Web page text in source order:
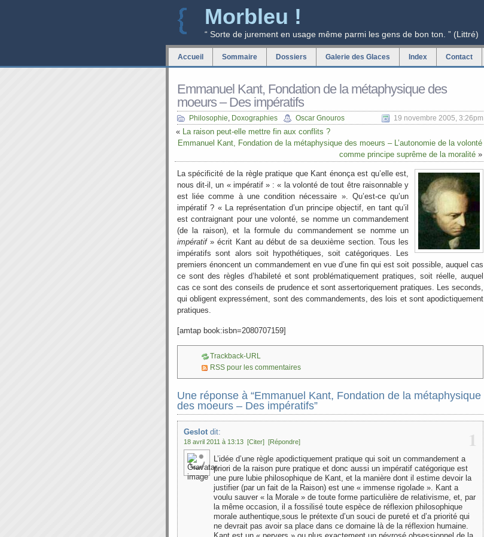
Morbleu !
“ Sorte de jurement en usage même parmi les gens de bon ton. ” (Littré)
Accueil Sommaire Dossiers Galerie des Glaces Index Contact
Emmanuel Kant, Fondation de la métaphysique des
moeurs – Des impératifs
Philosophie, Doxographies Oscar Gnouros 19 novembre 2005, 3:26pm
« La raison peut-elle mettre fin aux conflits ?
Emmanuel Kant, Fondation de la métaphysique des moeurs – L’autonomie de la volonté
comme principe suprême de la moralité »
La spécificité de la règle pratique que Kant énonça est qu’elle est,
nous dit-il, un « impératif » : « la volonté de tout être raisonnable y
est liée comme à une condition nécessaire ». Qu’est-ce qu’un
impératif ? « La représentation d’un principe objectif, en tant qu’il
est contraignant pour une volonté, se nomme un commandement
(de la raison), et la formule du commandement se nomme un
impératif» écrit Kant au début de sa deuxième section. Tous les
impératifs sont alors soit hypothétiques, soit catégoriques. Les
premiers énoncent un commandement en vue d’une fin qui est soit possible, auquel cas
ce sont des règles d’habileté et sont problématiquement pratiques, soit réelle, auquel
cas ce sont des conseils de prudence et sont assertoriquement pratiques. Les seconds,
qui obligent expressément, sont des commandements, des lois et sont apodictiquement
pratiques.
[amtap book:isbn=2080707159]
Trackback-URL
RSS pour les commentaires
Une réponse à “Emmanuel Kant, Fondation de la métaphysique
des moeurs – Des impératifs”
1
Geslotdit:
18 avril 2011 à 13:13 [Citer] [Répondre]
L’idée d’une règle apodictiquement pratique qui soit un commandement a
priori de la raison pure pratique et donc aussi un impératif catégorique est
une pure lubie philosophique de Kant, et la manière dont il estime devoir la
justifier (par un fait de la Raison) est une « immense rigolade ». Kant a
voulu sauver « la Morale » de toute forme particulière de relativisme, et, par
la même occasion, il a fossilisé toute espèce de réflexion philosophique
morale authentique,sous le prétexte d’un souci de pureté et d’a priorité qui
ne devrait pas avoir sa place dans ce domaine là de la réflexion humaine.